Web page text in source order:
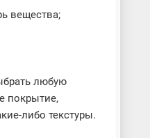
вещества;
любую
покрытие,
либо текстуры.